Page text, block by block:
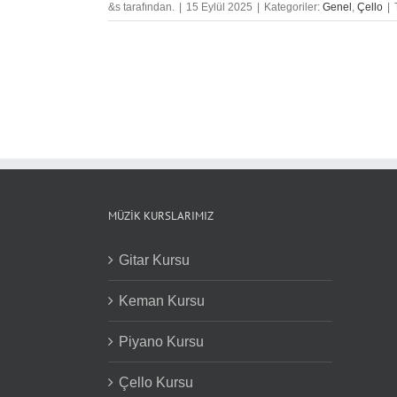
&s tarafından. 15 Eylül 2025 Kategoriler: Genel , Çello
MÜZIK KURSLARIMIZ
Gitar Kursu
Keman Kursu
Piyano Kursu
Çello Kursu